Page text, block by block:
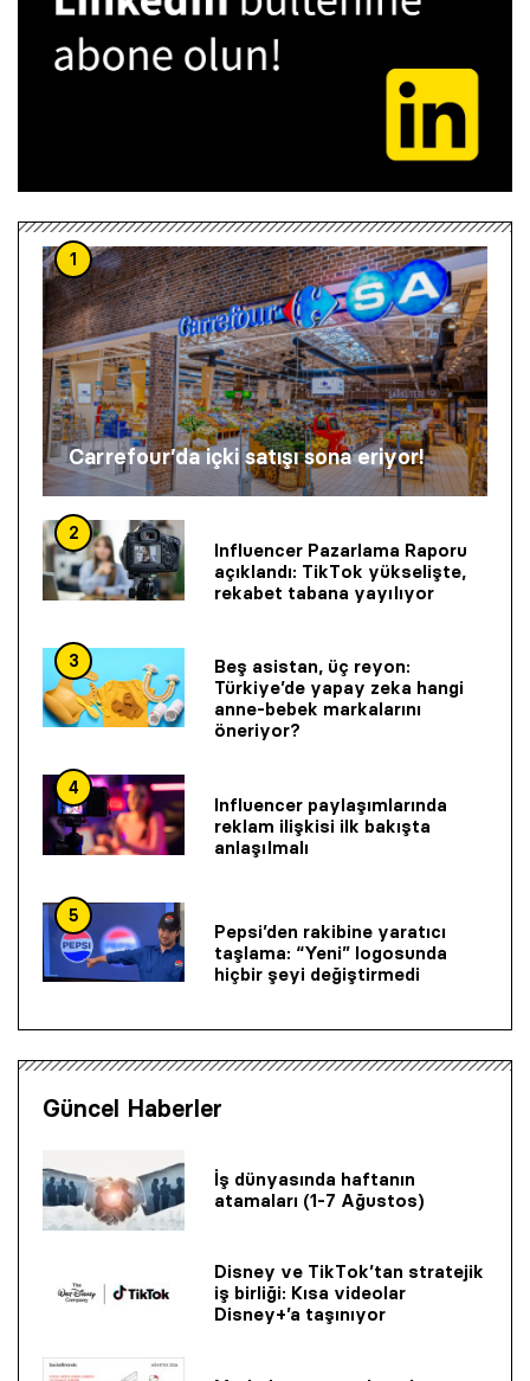
1
Carrefour’da içki satışı sona eriyor!
2
Influencer Pazarlama Raporu
açıklandı: TikTok yükselişte,
rekabet tabana yayılıyor
3
Beş asistan, üç reyon:
Türkiye’de yapay zeka hangi
anne-bebek markalarını
öneriyor?
4
Influencer paylaşımlarında
reklam ilişkisi ilk bakışta
anlaşılmalı
5
Pepsi’den rakibine yaratıcı
taşlama: “Yeni” logosunda
hiçbir şeyi değiştirmedi
Güncel Haberler
İş dünyasında haftanın
atamaları (1-7 Ağustos)
Disney ve TikTok’tan stratejik
iş birliği: Kısa videolar
Disney+’a taşınıyor